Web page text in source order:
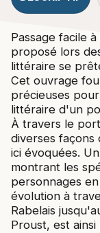
Passage facile
proposé lors
littéraire se
Cet ouvrage
précieuses
littéraire d'un
À travers le
diverses façons
ici évoquées.
montrant les
personnages
évolution à
Rabelais
Proust, est